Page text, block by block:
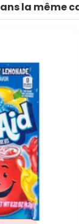
👉 Tous les
Par
la même